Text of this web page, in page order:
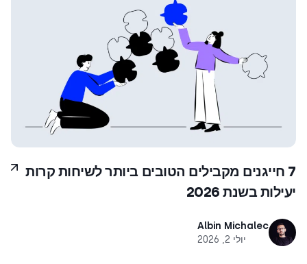
7 חייגנים מקבילים הטובים ביותר לשיחות קרות
יעילות בשנת 2026
Albin Michalec
יולי 2, 2026